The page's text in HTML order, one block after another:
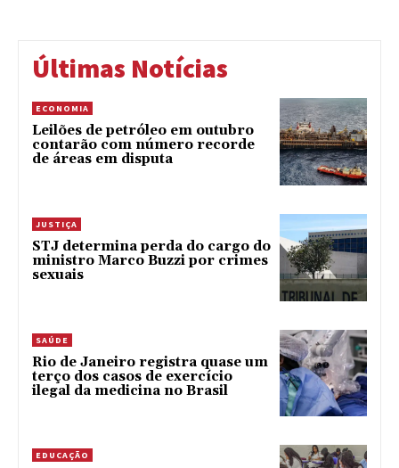
Últimas Notícias
ECONOMIA
Leilões de petróleo em outubro
contarão com número recorde
de áreas em disputa
JUSTIÇA
STJ determina perda do cargo do
ministro Marco Buzzi por crimes
sexuais
SAÚDE
Rio de Janeiro registra quase um
terço dos casos de exercício
ilegal da medicina no Brasil
EDUCAÇÃO